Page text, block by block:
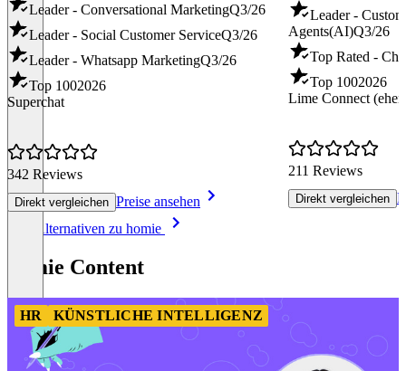
Leader - Conversational MarketingQ3/26
Leader - Social Customer ServiceQ3/26
Leader - Whatsapp MarketingQ3/26
Top 1002026
Superchat
342 Reviews
Direkt vergleichen Preise ansehen
Leader -
Agents(AI)Q3/26
Top Rated -
Top 1002026
Lime Connect
211 Reviews
Direkt vergleichen
Alle Alternativen zu homie
homie Content
HR KÜNSTLICHE INTELLIGENZ